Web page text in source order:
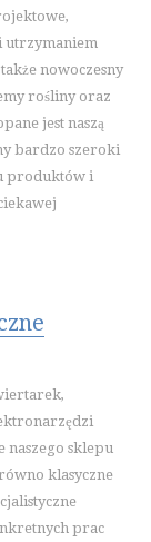
utrzymaniem
nowoczesny
rośliny oraz
jest naszą
bardzo szeroki
produktów i
naszego sklepu
klasyczne
prac